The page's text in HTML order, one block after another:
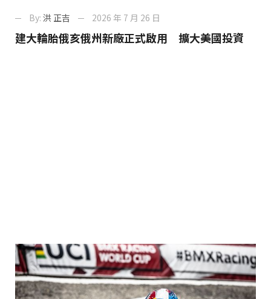
By: 洪 正吉 2026 年 7 月 26 日
建大輪胎俄亥俄州新廠正式啟用 擴大美國投資